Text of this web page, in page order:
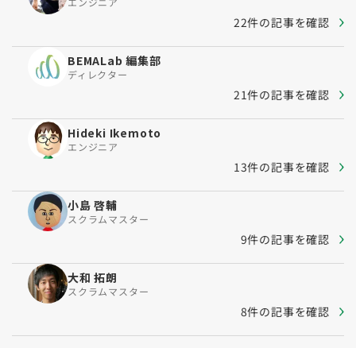
22件の記事を確認
BEMALab 編集部
ディレクター
21件の記事を確認
Hideki Ikemoto
エンジニア
13件の記事を確認
小島 啓輔
スクラムマスター
9件の記事を確認
大和 拓朗
スクラムマスター
8件の記事を確認